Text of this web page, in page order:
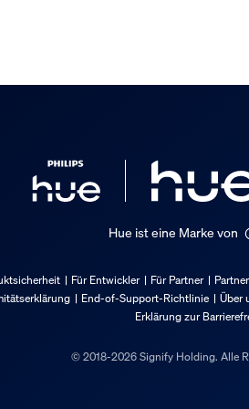
im Lieferumfang
Hue ist eine Marke von
Für Entwickler Für Partner
End-of-Support-Richtlinie Über
Erklärung zur
© 2018-2026 Signify Holding. Alle